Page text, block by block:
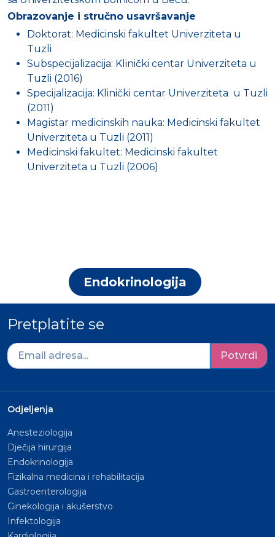
Obrazovanje i stručno usavršavanje
Doktorat: Medicinski fakultet Univerziteta u
Tuzli
Subspecijalizacija: Klinički centar Univerziteta u
Tuzli (2016)
Specijalizacija: Klinički centar Univerziteta u Tuzli
(2011)
Magistar medicinskih nauka: Medicinski fakultet
Univerziteta u Tuzli (2011)
Medicinski fakultet: Medicinski fakultet
Univerziteta u Tuzli (2006)
Endokrinologija
Pretplatite se
Potvrdi
Odjeljenja
Anesteziologija
Dječija hirurgija
Endokrinologija
Fizikalna medicina i rehabilitacija
Gastroenterologija
Ginekologija i akušerstvo
Infektologija